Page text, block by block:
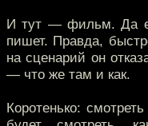
И тут — фильм. Да
пишет. Правда,
на сценарий он
— что же там и как.
Коротенько: